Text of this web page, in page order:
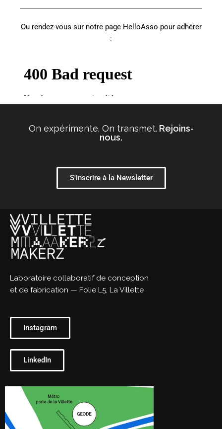
Ou rendez-vous sur notre page HelloAsso pour adhérer
:
On expérimente. On transmet. Rejoins-
nous.
S'inscrire à la Newsletter
Laboratoire collaboratif de conception
et de fabrication — Folie L5, La Villette
Instagram
LinkedIn